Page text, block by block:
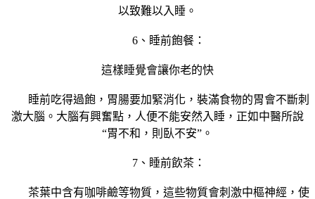
以致難以入睡。
6、睡前飽餐：
這樣睡覺會讓你老的快
睡前吃得過飽，胃腸要加緊消化，裝滿食物的胃會不斷刺
激大腦。大腦有興奮點，人便不能安然入睡，正如中醫所說
“胃不和，則臥不安”。
7、睡前飲茶：
茶葉中含有咖啡鹼等物質，這些物質會刺激中樞神經，使